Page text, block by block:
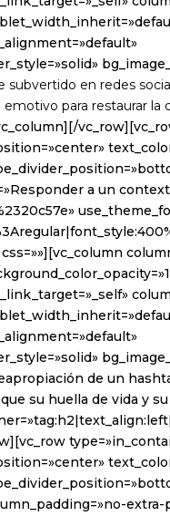
subvertido en redes
para restaurar la
a un
de un
su huella de vida y
extra-